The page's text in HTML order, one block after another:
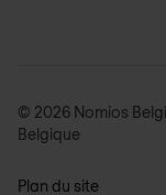
© 2026 Nomios
Belgique
Plan du site